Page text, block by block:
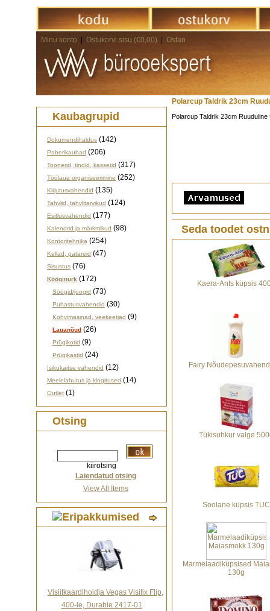
Minu konto Ostukorvi sisu (€0,00) Ostan
Kaubagrupid
Dokumendihaldus (142)
Paberikaubad (206)
Toonerid, tindid, kassetid (317)
Töölaua organiseerimine (252)
Kirjutusvahendid (135)
Tahvlid, tahvlitarvikud (124)
Esitlusvahendid (177)
Kalendrid ja märkmikud (98)
Kontoritehnika (254)
Kellad, patareid (47)
Sisustus (76)
Kööginurk (172)
Söögid/joogid (73)
Puhastusvahendid (30)
Kohvimasinad, veekeetjad (9)
Lauanõud (26)
Prügikotid (9)
Prügikastid (24)
Isikukaitse vahendid (12)
Meelelahutus ja kingitused (14)
Outlet (1)
Otsing
kiirotsing
Laiendatud otsing
View All Items
Visiitkaardihoidja Vegas Visifix Flip,
400-le, Durable 2417-01
Polarcup Taldrik 23cm
Polarcup Taldrik 23cm Ruuduline
Seda toodet
Kaera-Ants küpsis
Fairy
Tükisuhkur valge
Soolane küpsis TUC
Marmelaadiküpsised
130g